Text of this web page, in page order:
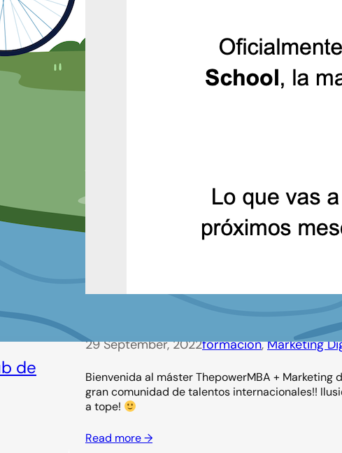
de
29 September, 2022formación, Marketing
Bienvenida al máster ThepowerMBA + Marketing
gran comunidad de talentos internacionales!!
a tope!
Read more →